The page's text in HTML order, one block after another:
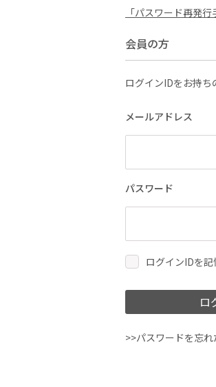
「パスワード再発
会員の方
ログインIDをお持ち
メールアドレス
パスワード
ログインIDを記
ロ
>>パスワードを忘